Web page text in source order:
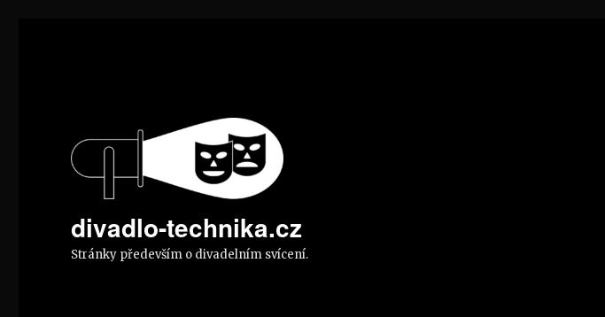
divadlo-technika.cz
Stránky především o divadelním svícení.